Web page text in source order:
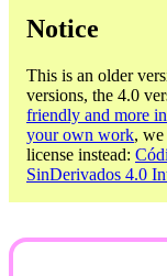
Notice
This is an older
versions, the 4.0
friendly and more
your own work, we
license instead:
SinDerivados 4.0